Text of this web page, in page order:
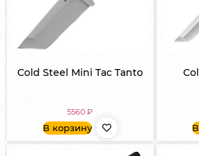
Cold Steel Mini Tac Tanto
5560₽
В корзину